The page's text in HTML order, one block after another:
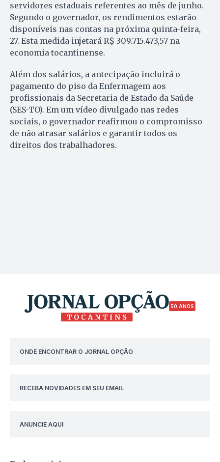
servidores estaduais referentes ao mês de junho.
Segundo o governador, os rendimentos estarão
disponíveis nas contas na próxima quinta-feira,
27. Esta medida injetará R$ 309.715.473,57 na
economia tocantinense.
Além dos salários, a antecipação incluirá o
pagamento do piso da Enfermagem aos
profissionais da Secretaria de Estado da Saúde
(SES-TO). Em um vídeo divulgado nas redes
sociais, o governador reafirmou o compromisso
de não atrasar salários e garantir todos os
direitos dos trabalhadores.
50 ANOS
ONDE ENCONTRAR O JORNAL OPÇÃO
RECEBA NOVIDADES EM SEU EMAIL
ANUNCIE AQUI